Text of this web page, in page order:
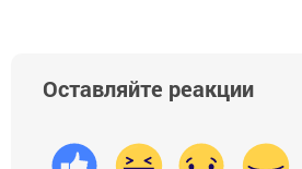
Оставляйте реакции